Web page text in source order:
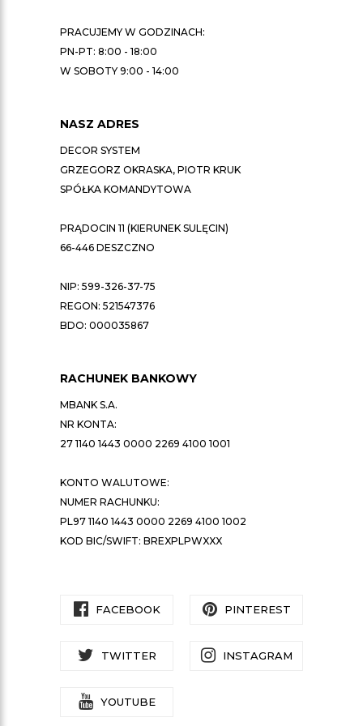
PRACUJEMY W GODZINACH:
PN-PT: 8:00 - 18:00
W SOBOTY 9:00 - 14:00
NASZ ADRES
DECOR SYSTEM
GRZEGORZ OKRASKA, PIOTR KRUK
SPÓŁKA KOMANDYTOWA
PRĄDOCIN 11 (KIERUNEK SULĘCIN)
66-446 DESZCZNO
NIP: 599-326-37-75
REGON: 521547376
BDO: 000035867
RACHUNEK BANKOWY
MBANK S.A.
NR KONTA:
27 1140 1443 0000 2269 4100 1001
KONTO WALUTOWE:
NUMER RACHUNKU:
PL97 1140 1443 0000 2269 4100 1002
KOD BIC/SWIFT: BREXPLPWXXX
FACEBOOK PINTEREST
TWITTER INSTAGRAM
YOUTUBE